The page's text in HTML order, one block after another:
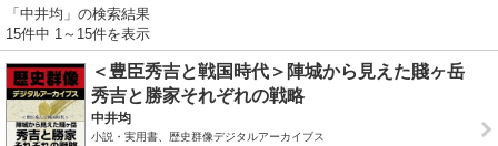
「中井均」の検索結果
15件中 1～15件を表示
＜豊臣秀吉と戦国時代＞陣城から見えた賤ヶ岳
秀吉と勝家それぞれの戦略
中井均
小説・実用書、歴史群像デジタルアーカイブス